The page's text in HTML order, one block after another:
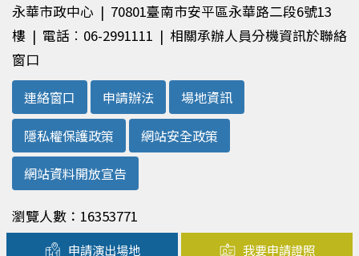
申請演出場地 我要申請證照
永華市政中心 | 70801臺南市安平區永華路二段6號13
樓 | 電話︰06-2991111 | 相關承辦人員分機資訊於聯絡
窗口
連絡窗口
申請辦法
場地資訊
隱私權保護政策
網站安全政策
網站資料開放宣告
瀏覽人數：16353771